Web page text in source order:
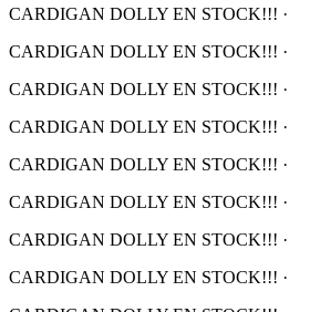
CARDIGAN DOLLY EN STOCK!!! ·
CARDIGAN DOLLY EN STOCK!!! ·
CARDIGAN DOLLY EN STOCK!!! ·
CARDIGAN DOLLY EN STOCK!!! ·
CARDIGAN DOLLY EN STOCK!!! ·
CARDIGAN DOLLY EN STOCK!!! ·
CARDIGAN DOLLY EN STOCK!!! ·
CARDIGAN DOLLY EN STOCK!!! ·